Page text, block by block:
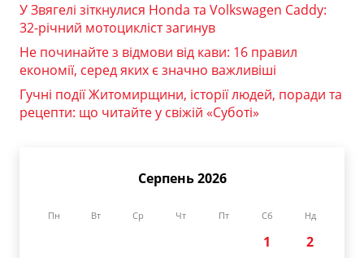
У Звягелі зіткнулися Honda та Volkswagen Caddy:
32-річний мотоцикліст загинув
Не починайте з відмови від кави: 16 правил
економії, серед яких є значно важливіші
Гучні події Житомирщини, історії людей, поради та
рецепти: що читайте у свіжій «Суботі»
Серпень 2026
Пн Вт Ср Чт Пт Сб Нд
1
2